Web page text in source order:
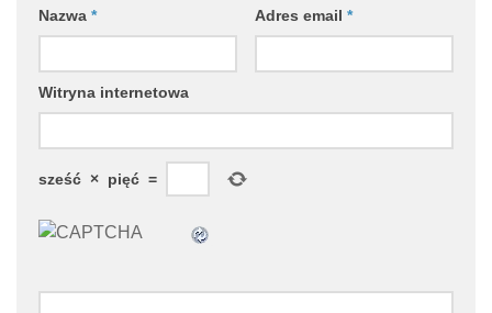
Nazwa * Adres email *
Witryna internetowa
sześć × pięć =